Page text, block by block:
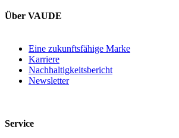
Über VAUDE
Eine zukunftsfähige Marke
Karriere
Nachhaltigkeitsbericht
Newsletter
Service